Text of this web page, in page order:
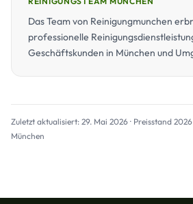
Das Team von Reinigungmunchen
professionelle
Geschäftskunden in München und
Zuletzt aktualisiert: 29. Mai 2026 · Preisstand
München